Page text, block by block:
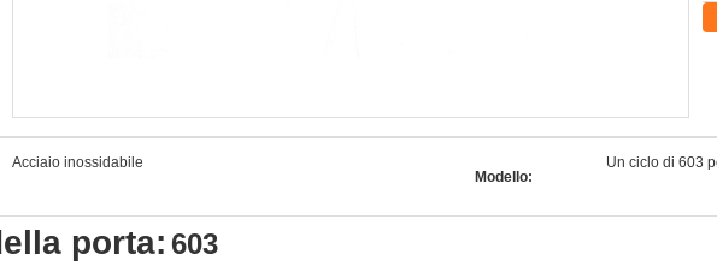
Acciaio inossidabile
Modello:
Un ciclo di 603
porta: 603